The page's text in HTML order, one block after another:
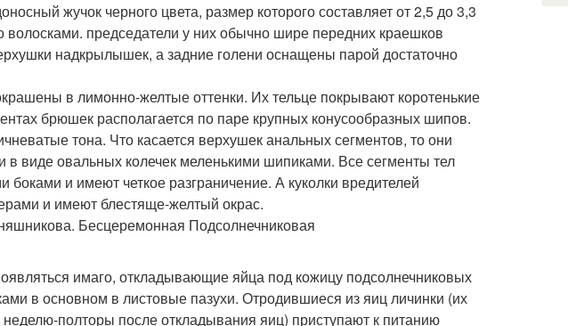
жучок черного цвета, размер которого составляет от 2,5 до 3,3
волосками. председатели у них обычно шире передних краешков
надкрылышек, а задние голени оснащены парой достаточно
в лимонно-желтые оттенки. Их тельце покрывают коротенькие
брюшек располагается по паре крупных конусообразных шипов.
тона. Что касается верхушек анальных сегментов, то они
виде овальных колечек меленькими шипиками. Все сегменты тел
боками и имеют четкое разграничение. А куколки вредителей
и имеют блестяще-желтый окрас.
имаго, откладывающие яйца под кожицу подсолнечниковых
в основном в листовые пазухи. Отродившиеся из яиц личинки (их
полторы после откладывания яиц) приступают к питанию